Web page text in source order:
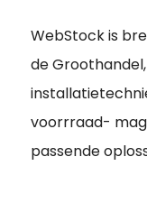
WebStock is
de
voorrraad-
passende